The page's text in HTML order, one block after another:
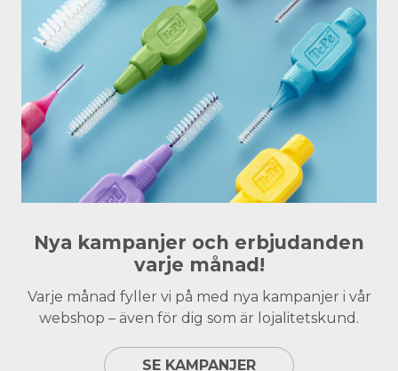
Nya kampanjer och erbjudanden
varje månad!
Varje månad fyller vi på med nya kampanjer i vår
webshop – även för dig som är lojalitetskund.
SE KAMPANJER